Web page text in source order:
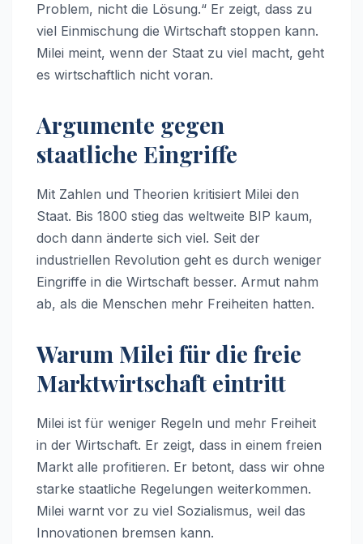
Problem, nicht die Lösung.“ Er zeigt, dass zu
viel Einmischung die Wirtschaft stoppen kann.
Milei meint, wenn der Staat zu viel macht, geht
es wirtschaftlich nicht voran.
Argumente gegen
staatliche Eingriffe
Mit Zahlen und Theorien kritisiert Milei den
Staat. Bis 1800 stieg das weltweite BIP kaum,
doch dann änderte sich viel. Seit der
industriellen Revolution geht es durch weniger
Eingriffe in die Wirtschaft besser. Armut nahm
ab, als die Menschen mehr Freiheiten hatten.
Warum Milei für die freie
Marktwirtschaft eintritt
Milei ist für weniger Regeln und mehr Freiheit
in der Wirtschaft. Er zeigt, dass in einem freien
Markt alle profitieren. Er betont, dass wir ohne
starke staatliche Regelungen weiterkommen.
Milei warnt vor zu viel Sozialismus, weil das
Innovationen bremsen kann.